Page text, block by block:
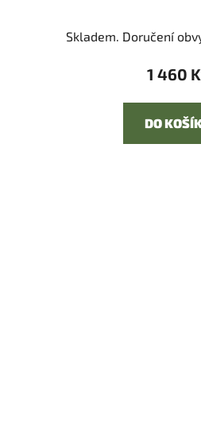
Skladem. Doručení
1 460
DO